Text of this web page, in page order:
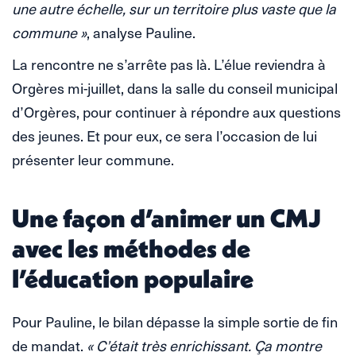
une autre échelle, sur un territoire plus vaste que la
commune », analyse Pauline.
La rencontre ne s’arrête pas là. L’élue reviendra à
Orgères mi-juillet, dans la salle du conseil municipal
d’Orgères, pour continuer à répondre aux questions
des jeunes. Et pour eux, ce sera l’occasion de lui
présenter leur commune.
Une façon d’animer un CMJ
avec les méthodes de
l’éducation populaire
Pour Pauline, le bilan dépasse la simple sortie de fin
de mandat. « C’était très enrichissant. Ça montre